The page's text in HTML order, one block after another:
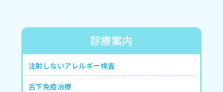
診療案内
注射しないアレルギー検査
舌下免疫治療